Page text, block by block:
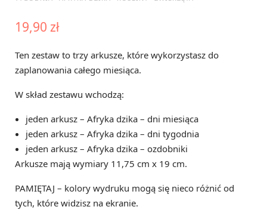
19,90 zł
Ten zestaw to trzy arkusze, które wykorzystasz do
zaplanowania całego miesiąca.
W skład zestawu wchodzą:
jeden arkusz – Afryka dzika – dni miesiąca
jeden arkusz – Afryka dzika – dni tygodnia
jeden arkusz – Afryka dzika – ozdobniki
Arkusze mają wymiary 11,75 cm x 19 cm.
PAMIĘTAJ – kolory wydruku mogą się nieco różnić od
tych, które widzisz na ekranie.